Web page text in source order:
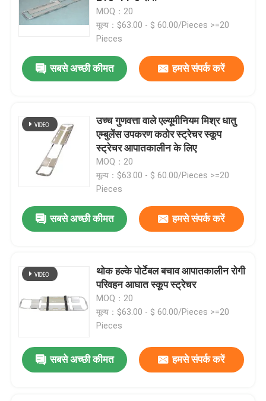
घर
उत्पाद
वीडियो
हमारे बारे में
MOQ：20
मूल्य：$63.00 - $ 60.00/Pieces >=20
Pieces
सबसे अच्छी कीमत हमसे संपर्क करें
उच्च गुणवत्ता वाले एल्यूमीनियम मिश्र धातु
एम्बुलेंस उपकरण कठोर स्ट्रेचर स्कूप
स्ट्रेचर आपातकालीन के लिए
MOQ：20
मूल्य：$63.00 - $ 60.00/Pieces >=20
Pieces
सबसे अच्छी कीमत हमसे संपर्क करें
थोक हल्के पोर्टेबल बचाव आपातकालीन रोगी
परिवहन आघात स्कूप स्ट्रेचर
MOQ：20
मूल्य：$63.00 - $ 60.00/Pieces >=20
Pieces
सबसे अच्छी कीमत हमसे संपर्क करें